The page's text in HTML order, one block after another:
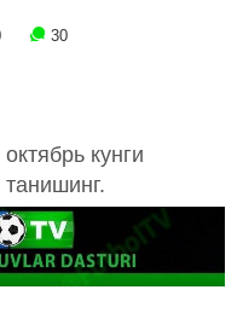
30
кунги